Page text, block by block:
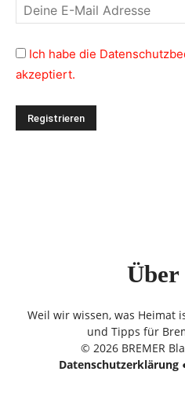
Ich habe die
akzeptiert.
Über
Weil wir wissen, was Heimat
und Tipps für
© 2026 BREMER
Datenschutzerklärung